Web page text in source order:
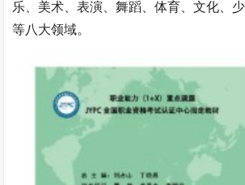
乐、美术、表演、舞蹈、体育、文化、
等八大领域。